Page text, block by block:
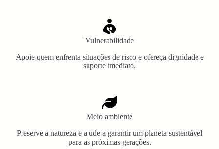
Vulnerabilidade
Apoie quem enfrenta situações de risco e ofereça dignidade e
suporte imediato.
Meio ambiente
Preserve a natureza e ajude a garantir um planeta sustentável
para as próximas gerações.